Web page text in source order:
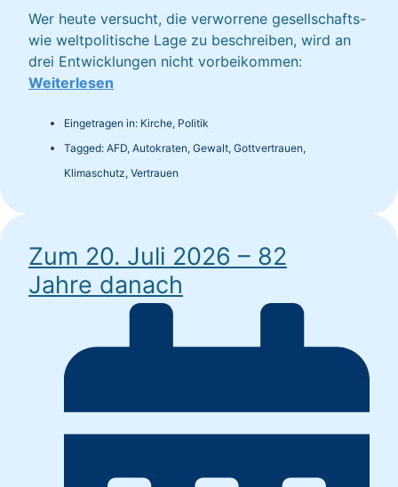
Wer heute versucht, die verworrene gesellschafts-
wie weltpolitische Lage zu beschreiben, wird an
drei Entwicklungen nicht vorbeikommen:
Weiterlesen
Eingetragen in: Kirche, Politik
Tagged: AFD, Autokraten, Gewalt, Gottvertrauen,
Klimaschutz, Vertrauen
Zum 20. Juli 2026 – 82
Jahre danach